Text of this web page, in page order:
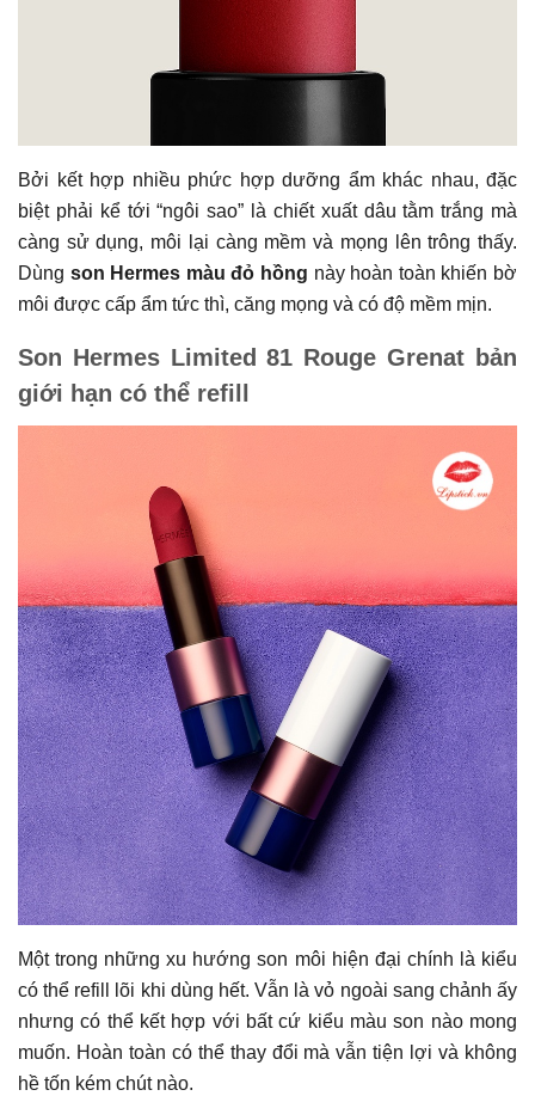
Bởi kết hợp nhiều phức hợp dưỡng ẩm khác nhau, đặc
biệt phải kể tới “ngôi sao” là chiết xuất dâu tằm trắng mà
càng sử dụng, môi lại càng mềm và mọng lên trông thấy.
Dùng son Hermes màu đỏ hồng này hoàn toàn khiến bờ
môi được cấp ẩm tức thì, căng mọng và có độ mềm mịn.
Son Hermes Limited 81 Rouge Grenat bản
giới hạn có thể refill
Một trong những xu hướng son môi hiện đại chính là kiểu
có thể refill lõi khi dùng hết. Vẫn là vỏ ngoài sang chảnh ấy
nhưng có thể kết hợp với bất cứ kiểu màu son nào mong
muốn. Hoàn toàn có thể thay đổi mà vẫn tiện lợi và không
hề tốn kém chút nào.